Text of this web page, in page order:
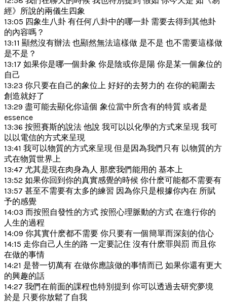
經》所說的兩儀生四象
13:05 四象生八卦 有任何八卦中的哪一卦 需要去得到其他卦
的內容嗎？
13:11 顯然沒有辦法 也顯然無法這樣做 是不是 也不需要這樣做
是不是？
13:17 如果你是哪一個卦象 你是陰或你是陽 你是某一個象位的
自己
13:23 你只要在自己的象位上 好好的去努力的 在你的範圍去
創造就好了
13:29 盡可能去顯化你這個 象位當中所含有的特質 或者是
essence
13:36 按照賽斯的說法 他說 我可以以化學的方式來呈現 我可
以以電信的方式來呈現
13:41 我可以物質的方式來呈現 但是因為我們只有 以物質的方
式在物質世界上
13:47 尤其是現在肉身為人 那麽我們能用的 基本上
13:52 如果你回到你的真實感覺的時候 你什麽可能都不需要有
13:57 甚至不需要有太多的練習 因為你只是根據你內在 所賦
予的感覺
14:03 而按照自發性的方式 按照心理脈動的方式 在進行你的
人生的過程
14:09 你其實什麽都不需要 你只要有一個簡單而深刻的信心
14:15 走你自己人生的路 一定要記住 沒有什麽罪與罰 而且你
在做的事情
14:21 是替一切萬有 在做你應該做的事情而已 如果你還有更大
的興趣的話
14:27 我們在前面的課程也特別提到 你可以透過去研究夢境
於是 只要你放鬆了自我